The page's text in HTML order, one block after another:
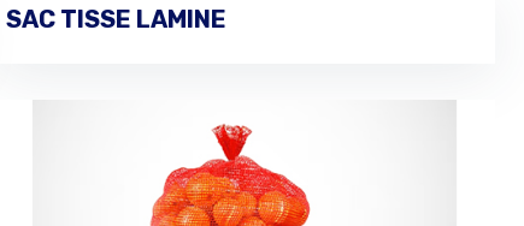
VOIR LES DÉTAILS
SAC TISSE LAMINE